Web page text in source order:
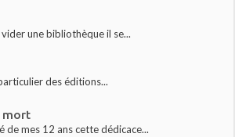
une bibliothèque il se...
des éditions...
mort
de mes 12 ans cette dédicace...